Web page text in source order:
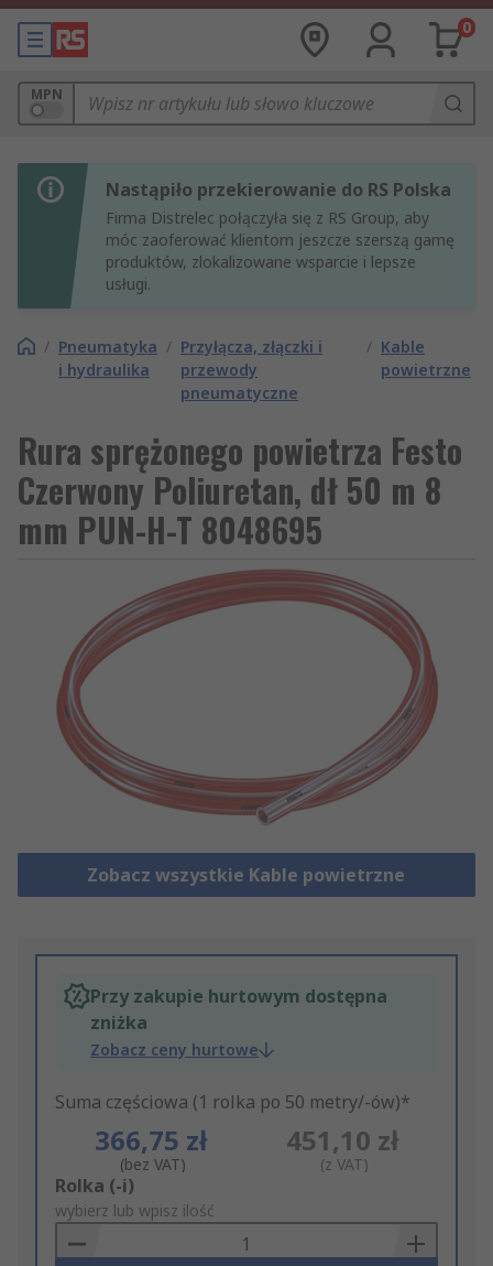
0
MPN
Nastąpiło przekierowanie do RS Polska
Firma Distrelec połączyła się z RS Group, aby
móc zaoferować klientom jeszcze szerszą gamę
produktów, zlokalizowane wsparcie i lepsze
usługi.
/ Pneumatyka
i hydraulika
/ Przyłącza, złączki i
przewody
pneumatyczne
/ Kable
powietrzne
Rura sprężonego powietrza Festo
Czerwony Poliuretan, dł 50 m 8
mm PUN-H-T 8048695
Zobacz wszystkie Kable powietrzne
Przy zakupie hurtowym dostępna
zniżka
Zobacz ceny hurtowe
Suma częściowa (1 rolka po 50 metry/-ów)*
366,75 zł
(bez VAT)
451,10 zł
(z VAT)
Add
to
Basket
Rolka (-i)
wybierz lub wpisz ilość